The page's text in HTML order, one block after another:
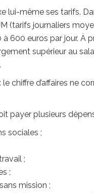
lui-même ses tarifs.
(tarifs journaliers
600 euros par jour. À
supérieur au
chiffre d’affaires ne
payer plusieurs
sociales ;
;
;
mission ;